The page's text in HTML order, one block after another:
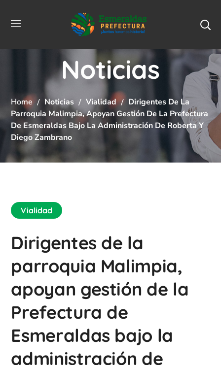
Noticias
Home Noticias Vialidad
Dirigentes De La
Parroquia Malimpia, Apoyan Gestión De La Prefectura
De Esmeraldas Bajo La Administración De Roberta Y
Diego Zambrano
Vialidad
Dirigentes de la
parroquia Malimpia,
apoyan gestión de la
Prefectura de
Esmeraldas bajo la
administración de